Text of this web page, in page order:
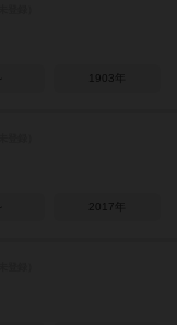
1903年
2017年